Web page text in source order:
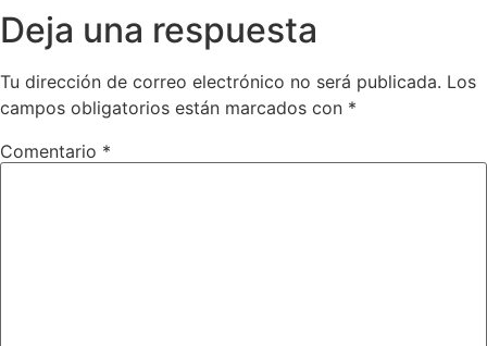
Deja una respuesta
Tu dirección de correo electrónico no será publicada. Los
campos obligatorios están marcados con *
Comentario *